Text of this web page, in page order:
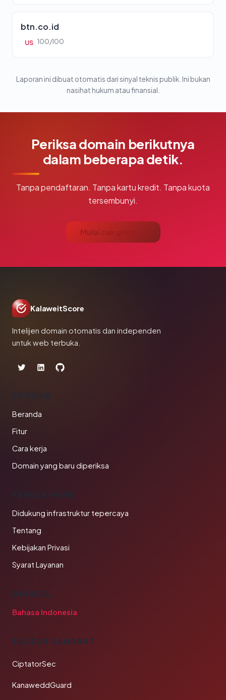
btn.co.id
US 100/100
Laporan ini dibuat otomatis dari sinyal teknis publik. Ini bukan
nasihat hukum atau finansial.
Periksa domain berikutnya
dalam beberapa detik.
Tanpa pendaftaran. Tanpa kartu kredit. Tanpa kuota
tersembunyi.
Mulai cek gratis →
KalaweitScore
Intelijen domain otomatis dan independen
untuk web terbuka.
PRODUK
Beranda
Fitur
Cara kerja
Domain yang baru diperiksa
PERUSAHAAN
Didukung infrastruktur tepercaya
Tentang
Kebijakan Privasi
Syarat Layanan
BAHASA
Bahasa Indonesia
TAUTAN SAHABAT
CiptatorSec
KanaweddGuard